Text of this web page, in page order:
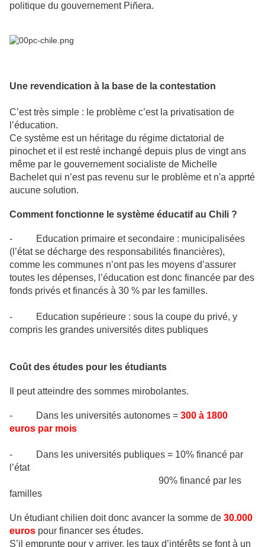
politique du gouvernement Piñera.
Une revendication à la base de la contestation
C’est très simple : le problème c’est la privatisation de
l’éducation.
Ce système est un héritage du régime dictatorial de
pinochet et il est resté inchangé depuis plus de vingt ans
même par le gouvernement socialiste de Michelle
Bachelet qui n’est pas revenu sur le problème et n'a apprté
aucune solution.
Comment fonctionne le système éducatif au Chili ?
- Education primaire et secondaire : municipalisées
(l’état se décharge des responsabilités financières),
comme les communes n’ont pas les moyens d’assurer
toutes les dépenses, l’éducation est donc financée par des
fonds privés et financés à 30 % par les familles.
- Education supérieure : sous la coupe du privé, y
compris les grandes universités dites publiques
Coût des études pour les étudiants
Il peut atteindre des sommes mirobolantes.
- Dans les universités autonomes = 300 à 1800
euros par mois
- Dans les universités publiques = 10% financé par
l’état
90% financé par les
familles
Un étudiant chilien doit donc avancer la somme de 30.000
euros pour financer ses études.
S’il emprunte pour y arriver, les taux d’intérêts se font à un